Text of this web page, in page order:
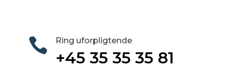
 Ring uforpligtende
+45 35 35 35 81